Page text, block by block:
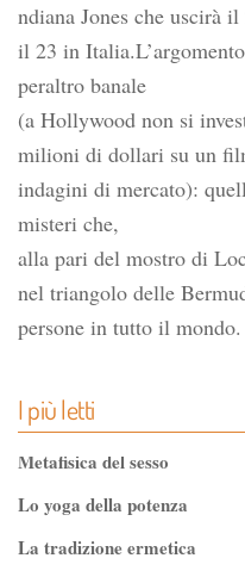
ndiana Jones che uscirà
il 23 in
peraltro banale
(a Hollywood non si
milioni di dollari su un
indagini di mercato):
misteri che,
alla pari del mostro di
nel triangolo delle
persone in tutto il mondo.
I più letti
Metafisica del sesso
Lo yoga della potenza
La tradizione ermetica